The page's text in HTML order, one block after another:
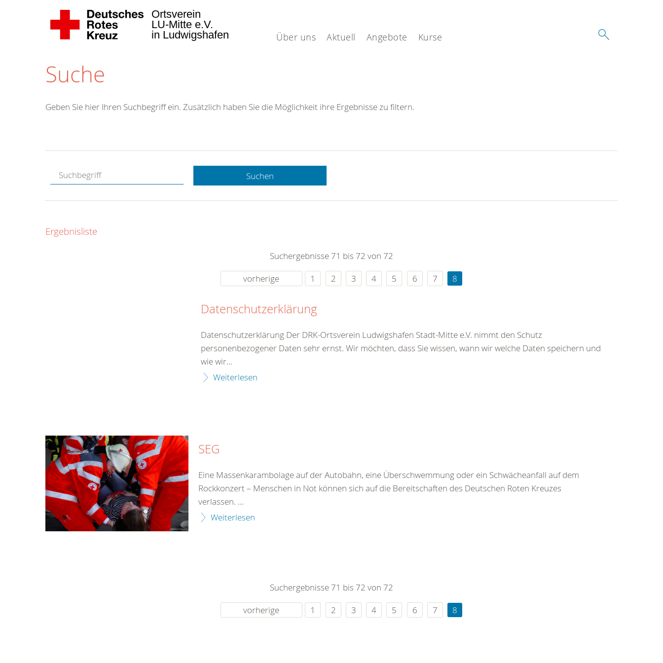
Über uns Aktuell Angebote Kurse
Ortsverein
LU-Mitte e.V.
in Ludwigshafen
Suche
Hotline.
gerne.
rund um die Uhr
Geben Sie hier Ihren Suchbegriff ein. Zusätzlich haben Sie die Möglichkeit ihre Ergebnisse zu filtern.
Suchen
Ergebnisliste
Suchergebnisse 71 bis 72 von 72
vorherige
1 2 3 4 5 6 7 8
Datenschutzerklärung
Datenschutzerklärung Der DRK-Ortsverein Ludwigshafen Stadt-Mitte e.V. nimmt den Schutz
personenbezogener Daten sehr ernst. Wir möchten, dass Sie wissen, wann wir welche Daten speichern und
wie wir...
Weiterlesen
SEG
Eine Massenkarambolage auf der Autobahn, eine Überschwemmung oder ein Schwächeanfall auf dem
Rockkonzert – Menschen in Not können sich auf die Bereitschaften des Deutschen Roten Kreuzes
verlassen. ...
Weiterlesen
Suchergebnisse 71 bis 72 von 72
vorherige
1 2 3 4 5 6 7 8